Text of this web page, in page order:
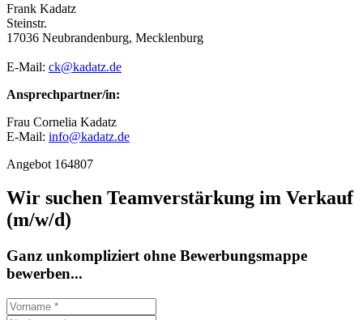
Frank Kadatz
Steinstr.
17036 Neubrandenburg, Mecklenburg
E-Mail: ck@kadatz.de
Ansprechpartner/in:
Frau Cornelia Kadatz
E-Mail: info@kadatz.de
Angebot 164807
Wir suchen Teamverstärkung im Verkauf
(m/w/d)
Ganz unkompliziert ohne Bewerbungsmappe
bewerben...